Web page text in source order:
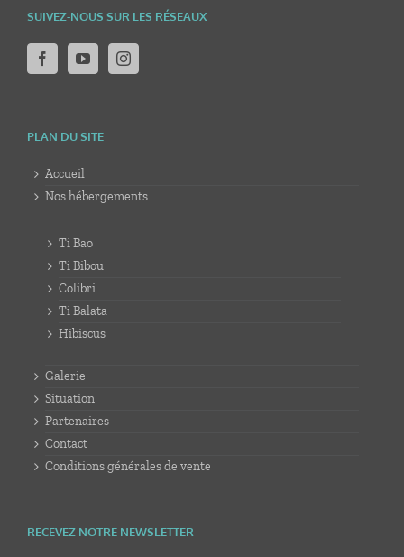
SUIVEZ-NOUS SUR LES RÉSEAUX
PLAN DU SITE
Accueil
Nos hébergements
Ti Bao
Ti Bibou
Colibri
Ti Balata
Hibiscus
Galerie
Situation
Partenaires
Contact
Conditions générales de vente
RECEVEZ NOTRE NEWSLETTER